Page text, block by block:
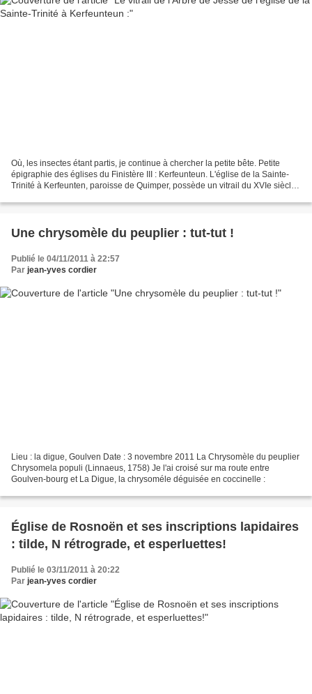
Où, les insectes étant partis, je continue à chercher la petite bête. Petite
épigraphie des églises du Finistère III : Kerfeunteun. L'église de la Sainte-
Trinité à Kerfeunten, paroisse de Quimper, possède un vitrail du XVIe siècle
Une chrysomèle du peuplier : tut-tut !
Publié le 04/11/2011 à 22:57
Par jean-yves cordier
Lieu : la digue, Goulven Date : 3 novembre 2011 La Chrysomèle du peuplier
Chrysomela populi (Linnaeus, 1758) Je l'ai croisé sur ma route entre
Goulven-bourg et La Digue, la chrysoméle déguisée en coccinelle :
Église de Rosnoën et ses inscriptions lapidaires
: tilde, N rétrograde, et esperluettes!
Publié le 03/11/2011 à 20:22
Par jean-yves cordier